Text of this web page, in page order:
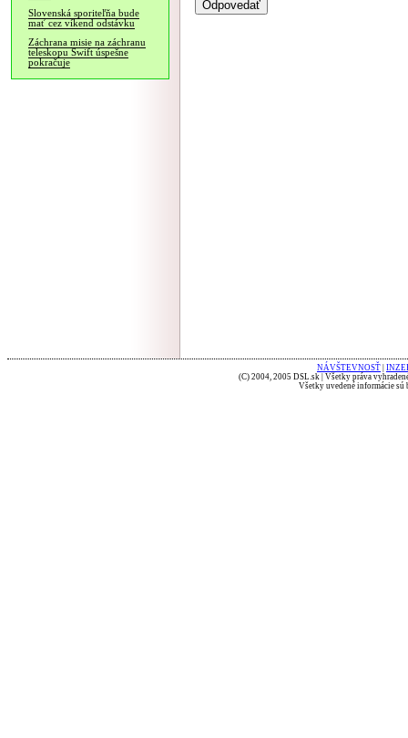
Slovenská sporiteľňa bude
mať cez víkend odstávku
Záchrana misie na záchranu
teleskopu Swift úspešne
pokračuje
NÁVŠTEVNOSŤ
(C) 2004, 2005 DSL.sk | Všetky práva
Všetky uvedené informácie sú